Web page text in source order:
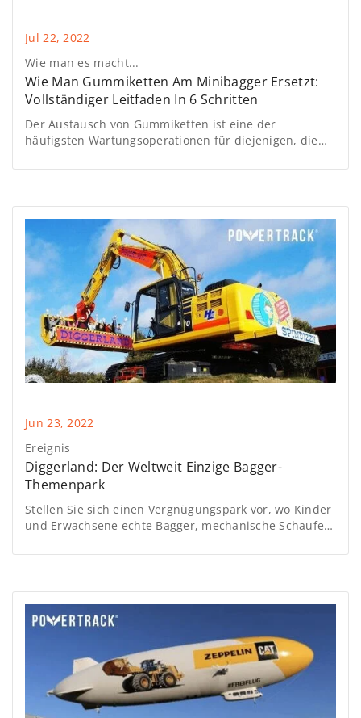
Jul 22, 2022
Wie man es macht...
Wie Man Gummiketten Am Minibagger Ersetzt:
Vollständiger Leitfaden In 6 Schritten
Der Austausch von Gummiketten ist eine der
häufigsten Wartungsoperationen für diejenigen, die
und sicher ausgeführt, in kurzer Zeit abgeschlossen
garantiert.
Jun 23, 2022
Ereignis
Diggerland: Der Weltweit Einzige Bagger-
Themenpark
Stellen Sie sich einen Vergnügungspark vor, wo Kinder
und Erwachsene echte Bagger, mechanische Schaufeln
Diggerland stellt eine weltweite einzigartige Erfahrung
mit Familienspaß in einer kontrollierten und sicheren
Umgebung kombiniert.